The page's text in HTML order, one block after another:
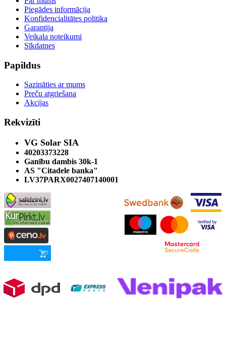
Piegādes informācija
Konfidencialitātes politika
Garantija
Veikala noteikumi
Sīkdatnes
Papildus
Sazināties ar mums
Preču atgriešana
Akcijas
Rekvizīti
VG Solar SIA
40203373228
Ganību dambis 30k-1
AS "Citadele banka"
LV37PARX0027407140001